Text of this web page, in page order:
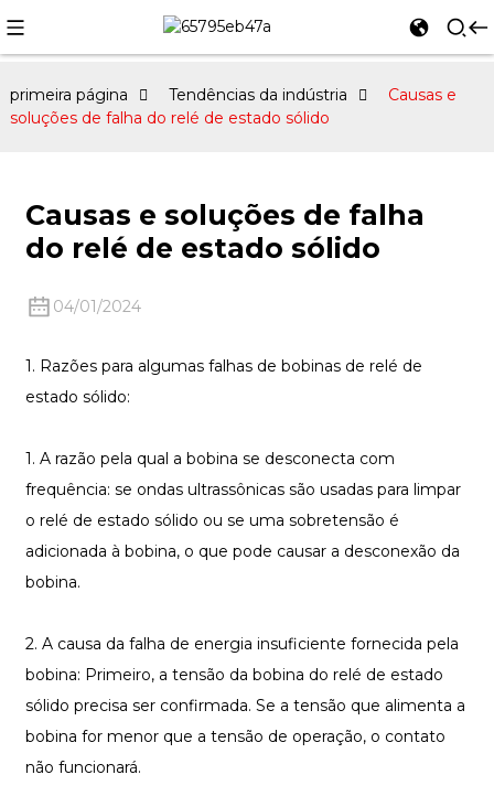
primeira página Tendências da indústria
Causas e
soluções de falha do relé de estado sólido
Causas e soluções de falha
do relé de estado sólido
04/01/2024
1. Razões para algumas falhas de bobinas de relé de
estado sólido:
1. A razão pela qual a bobina se desconecta com
frequência: se ondas ultrassônicas são usadas para limpar
o relé de estado sólido ou se uma sobretensão é
adicionada à bobina, o que pode causar a desconexão da
bobina.
2. A causa da falha de energia insuficiente fornecida pela
bobina: Primeiro, a tensão da bobina do relé de estado
sólido precisa ser confirmada. Se a tensão que alimenta a
bobina for menor que a tensão de operação, o contato
não funcionará.